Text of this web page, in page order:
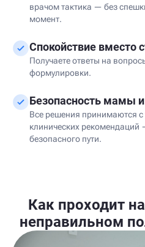
врачом тактика — без
момент.
Спокойствие вместо
Получаете ответы на
формулировки.
Безопасность мамы
Все решения принимаются
клинических рекомендаций
безопасного пути.
Как проходит
неправильном